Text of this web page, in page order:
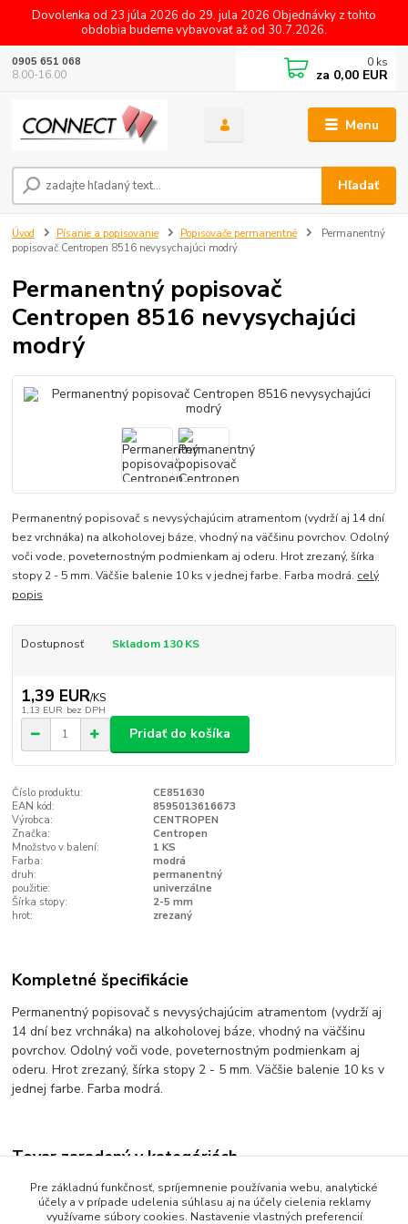
Dovolenka od 23 júla 2026 do 29. jula 2026 Objednávky z tohto
obdobia budeme vybavovať až od 30.7.2026.
Menu
Hľadať
0905 651 068
8.00-16.00
0 ks
za 0,00 EUR
Úvod Písanie a popisovanie Popisovače permanentné
Permanentný
popisovač Centropen 8516 nevysychajúci modrý
Permanentný popisovač
Centropen 8516 nevysychajúci
modrý
Permanentný popisovač s nevysýchajúcim atramentom (vydrží aj 14 dní
bez vrchnáka) na alkoholovej báze, vhodný na väčšinu povrchov. Odolný
voči vode, poveternostným podmienkam aj oderu. Hrot zrezaný, šírka
stopy 2 - 5 mm. Väčšie balenie 10 ks v jednej farbe. Farba modrá. celý
popis
Dostupnosť Skladom 130 KS
1,39 EUR/KS
1,13 EUR bez DPH
Pridať do košíka
Číslo produktu:
CE851630
EAN kód:
8595013616673
Výrobca:
CENTROPEN
Značka:
Centropen
Množstvo v balení:
1 KS
Farba:
modrá
druh:
permanentný
použitie:
univerzálne
Šírka stopy:
2-5 mm
hrot:
zrezaný
Kompletné špecifikácie
Permanentný popisovač s nevysýchajúcim atramentom (vydrží aj
14 dní bez vrchnáka) na alkoholovej báze, vhodný na väčšinu
povrchov. Odolný voči vode, poveternostným podmienkam aj
oderu. Hrot zrezaný, šírka stopy 2 - 5 mm. Väčšie balenie 10 ks v
jednej farbe. Farba modrá.
Tovar zaradený v kategóriách
Písanie a popisovanie
Popisovače permanentné
Pre základnú funkčnosť, spríjemnenie používania webu, analytické
účely a v prípade udelenia súhlasu aj na účely cielenia reklamy
využívame súbory cookies. Nastavenie vlastných preferencií